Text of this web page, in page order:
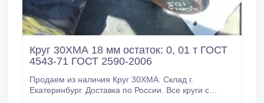
Круг 30ХМА 18 мм остаток: 0, 01 т ГОСТ
4543-71 ГОСТ 2590-2006
Продаем из наличия Круг 30ХМА. Склад г.
Екатеринбург. Доставка по России. Все круги с